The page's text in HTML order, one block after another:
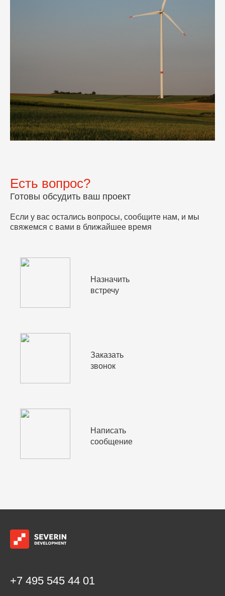
Есть вопрос?
Готовы обсудить ваш проект
Если у вас остались вопросы, сообщите нам, и мы
свяжемся с вами в ближайшее время
Назначить
встречу
Заказать
звонок
Написать
сообщение
+7 495 545 44 01